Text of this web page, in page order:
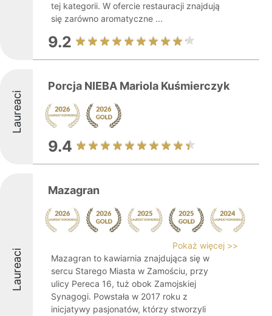
tej kategorii. W ofercie restauracji znajdują
się zarówno aromatyczne ...
9.2
Laureaci
Porcja NIEBA Mariola Kuśmierczyk
9.4
Laureaci
Mazagran
Pokaż więcej >>
Mazagran to kawiarnia znajdująca się w
sercu Starego Miasta w Zamościu, przy
ulicy Pereca 16, tuż obok Zamojskiej
Synagogi. Powstała w 2017 roku z
inicjatywy pasjonatów, którzy stworzyli